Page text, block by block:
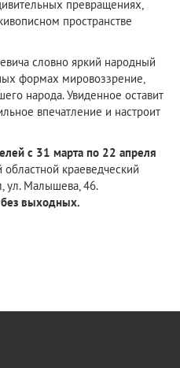
превращениях,
пространстве
словно яркий народный
формах мировоззрение,
народа. Увиденное оставит
впечатление и настроит
с 31 марта по 22 апреля
краеведческий
ул. Малышева, 46.
выходных.